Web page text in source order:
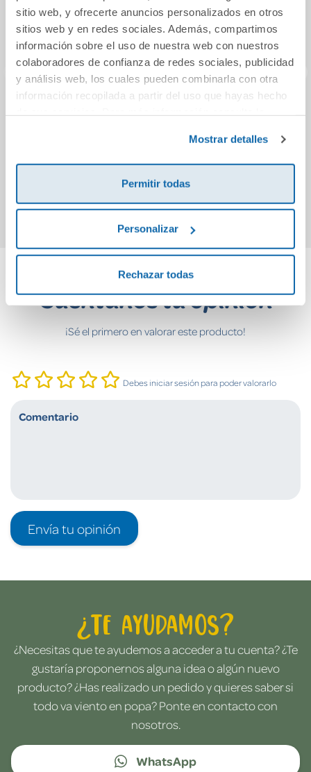
sitio web, y ofrecerte anuncios personalizados en otros
sitios web y en redes sociales. Además, compartimos
información sobre el uso de nuestra web con nuestros
colaboradores de confianza de redes sociales, publicidad
y análisis web, los cuales pueden combinarla con otra
información recopilada a partir del uso que hayas hecho
Mostrar detalles
Permitir todas
Personalizar
Rechazar todas
21,90€
20,90€
Cuéntanos tu opinión
¡Sé el primero en valorar este producto!
Debes iniciar sesión para poder valorarlo
Envía tu opinión
¿Te ayudamos?
¿Necesitas que te ayudemos a acceder a tu cuenta? ¿Te
gustaría proponernos alguna idea o algún nuevo
producto? ¿Has realizado un pedido y quieres saber si
todo va viento en popa? Ponte en contacto con
nosotros.
WhatsApp